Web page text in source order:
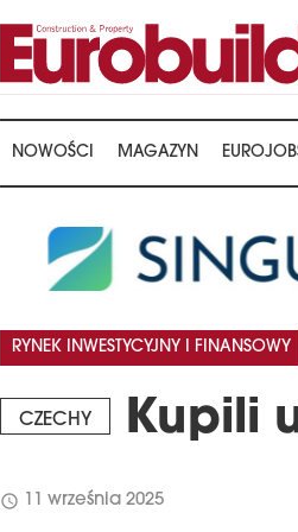
NOWOŚCI MAGAZYN
CZECHY Kupili
RYNEK INWESTYCYJNY I FINANSOWY
schedule 11 września 2025